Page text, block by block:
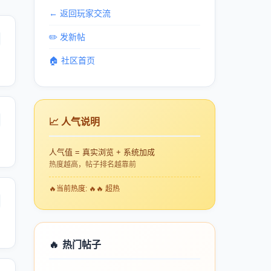
← 返回玩家交流
✏️ 发新帖
🏠 社区首页
📈 人气说明
人气值 = 真实浏览 + 系统加成
热度越高，帖子排名越靠前
🔥 当前热度: 🔥🔥 超热
🔥 热门帖子